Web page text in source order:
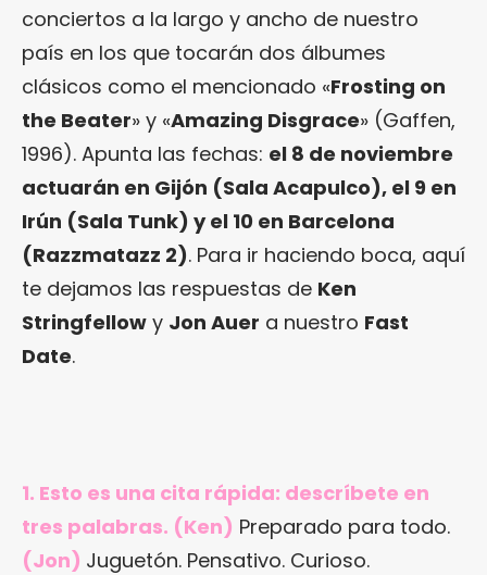
conciertos a la largo y ancho de nuestro
país en los que tocarán dos álbumes
clásicos como el mencionado «Frosting on
the Beater» y «Amazing Disgrace» (Gaffen,
1996). Apunta las fechas: el 8 de noviembre
actuarán en Gijón (Sala Acapulco), el 9 en
Irún (Sala Tunk) y el 10 en Barcelona
(Razzmatazz 2). Para ir haciendo boca, aquí
te dejamos las respuestas de Ken
Stringfellow y Jon Auer a nuestro Fast
Date.
1. Esto es una cita rápida: descríbete en
tres palabras. (Ken) Preparado para todo.
(Jon) Juguetón. Pensativo. Curioso.